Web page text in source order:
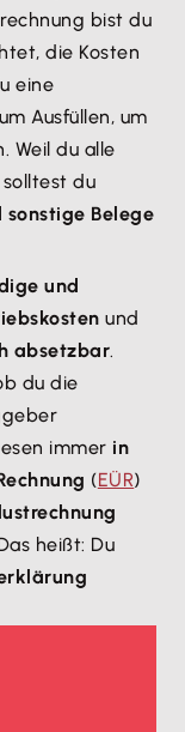
bist du
die Kosten
eine
Ausfüllen, um
Weil du alle
du
sonstige Belege
und
und
absetzbar.
du die
immer in
(EÜR)
heißt: Du